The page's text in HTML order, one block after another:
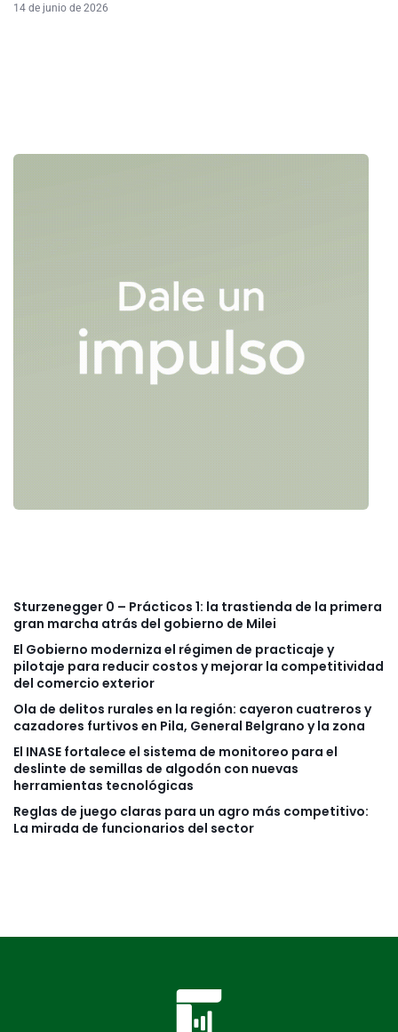
14 de junio de 2026
Sturzenegger 0 – Prácticos 1: la trastienda de la primera
gran marcha atrás del gobierno de Milei
El Gobierno moderniza el régimen de practicaje y
pilotaje para reducir costos y mejorar la competitividad
del comercio exterior
Ola de delitos rurales en la región: cayeron cuatreros y
cazadores furtivos en Pila, General Belgrano y la zona
El INASE fortalece el sistema de monitoreo para el
deslinte de semillas de algodón con nuevas
herramientas tecnológicas
Reglas de juego claras para un agro más competitivo:
La mirada de funcionarios del sector